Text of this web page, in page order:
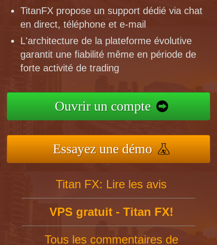
TitanFX propose un support dédié via chat
en direct, téléphone et e-mail
L'architecture de la plateforme évolutive
garantit une fiabilité même en période de
forte activité de trading
Ouvrir un compte
Essayez une démo
Titan FX: Lire les avis
VPS gratuit - Titan FX!
Tous les commentaires de